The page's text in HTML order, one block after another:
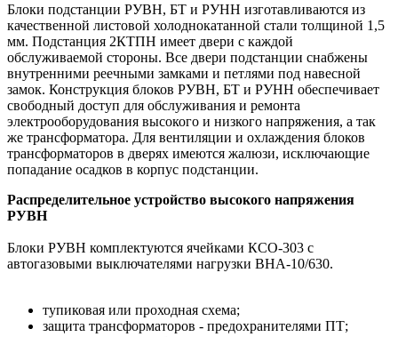
Блоки подстанции РУВН, БТ и РУНН изготавливаются из
качественной листовой холоднокатанной стали толщиной 1,5
мм. Подстанция 2КТПН имеет двери с каждой
обслуживаемой стороны. Все двери подстанции снабжены
внутренними реечными замками и петлями под навесной
замок. Конструкция блоков РУВН, БТ и РУНН обеспечивает
свободный доступ для обслуживания и ремонта
электрооборудования высокого и низкого напряжения, а так
же трансформатора. Для вентиляции и охлаждения блоков
трансформаторов в дверях имеются жалюзи, исключающие
попадание осадков в корпус подстанции.
Распределительное устройство высокого напряжения
РУВН
Блоки РУВН комплектуются ячейками КСО-303 с
автогазовыми выключателями нагрузки ВНА-10/630.
тупиковая или проходная схема;
защита трансформаторов - предохранителями ПТ;